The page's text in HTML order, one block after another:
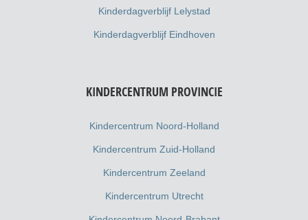
Kinderdagverblijf Lelystad
Kinderdagverblijf Eindhoven
KINDERCENTRUM PROVINCIE
Kindercentrum Noord-Holland
Kindercentrum Zuid-Holland
Kindercentrum Zeeland
Kindercentrum Utrecht